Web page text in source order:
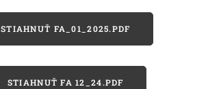
STIAHNUŤ FA_01_2025.PDF
STIAHNUŤ FA 12_24.PDF